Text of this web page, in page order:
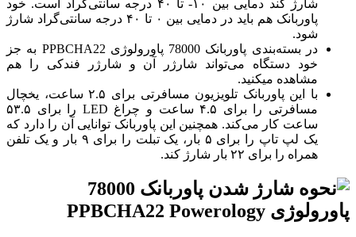
شارژ کند دمایی بین ۱۰- تا ۴۰ درجه سانتی‌گراد است. خود
پاوربانک هم باید در دمایی بین ۰ تا ۴۰ درجه سانتی‌گراد شارژ
شود.
در بسته‌بندی پاوربانک 78000 پاورولوژی PPBCHA22 به جز
خود دستگاه می‌تواند شارژر آن و شارژر فندکی را هم
مشاهده میکنید.
با این پاوربانک تلویزیون مسافرتی برای ۲.۵ ساعت، یخچال
مسافرتی را برای ۴.۵ ساعت و چراغ LED را برای ۵۳.۵
ساعت کار می‌کند. همچنین این پاوربانک توانایی آن را دارد که
یک لپ تاپ را برای ۵ بار، یک تبلت را برای ۹ بار و یک تلفن
همراه را برای ۲۲ بار شارژ کند.